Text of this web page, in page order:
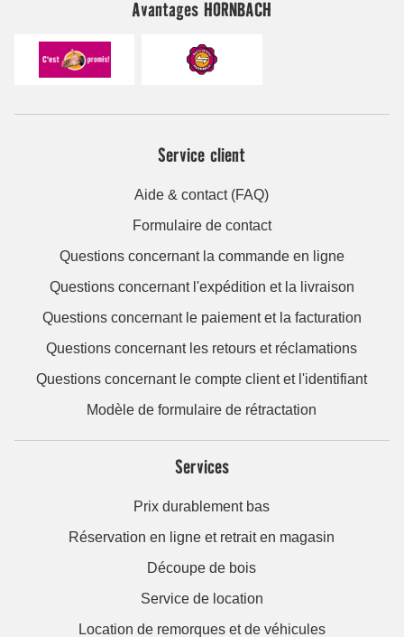
Avantages HORNBACH
Service client
Aide & contact (FAQ)
Formulaire de contact
Questions concernant la commande en ligne
Questions concernant l'expédition et la livraison
Questions concernant le paiement et la facturation
Questions concernant les retours et réclamations
Questions concernant le compte client et l'identifiant
Modèle de formulaire de rétractation
Services
Prix durablement bas
Réservation en ligne et retrait en magasin
Découpe de bois
Service de location
Location de remorques et de véhicules